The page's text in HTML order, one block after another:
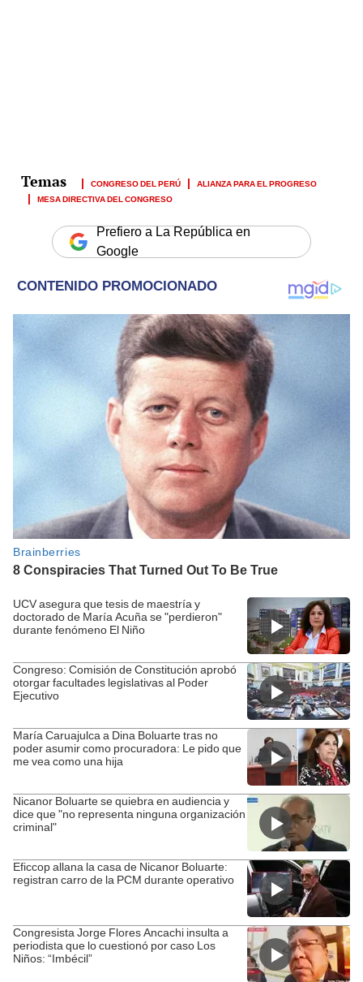
CONGRESO DEL PERÚ
ALIANZA PARA EL PROGRESO
MESA DIRECTIVA DEL CONGRESO
Prefiero a La República en
Google
UCV asegura que tesis de maestría y
doctorado de María Acuña se "perdieron"
durante fenómeno El Niño
Congreso: Comisión de Constitución aprobó
otorgar facultades legislativas al Poder
Ejecutivo
María Caruajulca a Dina Boluarte tras no
poder asumir como procuradora: Le pido que
me vea como una hija
Nicanor Boluarte se quiebra en audiencia y
dice que "no representa ninguna organización
criminal"
Eficcop allana la casa de Nicanor Boluarte:
registran carro de la PCM durante operativo
Congresista Jorge Flores Ancachi insulta a
periodista que lo cuestionó por caso Los
Niños: “Imbécil”